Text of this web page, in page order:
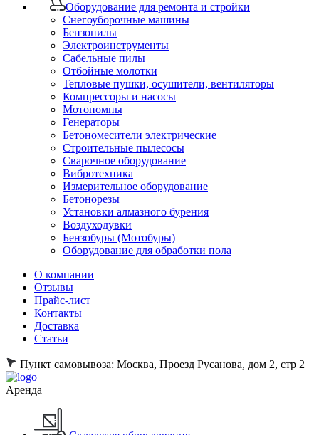
Оборудование для ремонта и стройки
Снегоуборочные машины
Бензопилы
Электроинструменты
Сабельные пилы
Отбойные молотки
Тепловые пушки, осушители, вентиляторы
Компрессоры и насосы
Мотопомпы
Генераторы
Бетономесители электрические
Строительные пылесосы
Сварочное оборудование
Вибротехника
Измерительное оборудование
Бетонорезы
Установки алмазного бурения
Воздуходувки
Бензобуры (Мотобуры)
Оборудование для обработки пола
О компании
Отзывы
Прайс-лист
Контакты
Доставка
Статьи
Пункт самовывоза: Москва, Проезд Русанова, дом 2, стр 2
Аренда